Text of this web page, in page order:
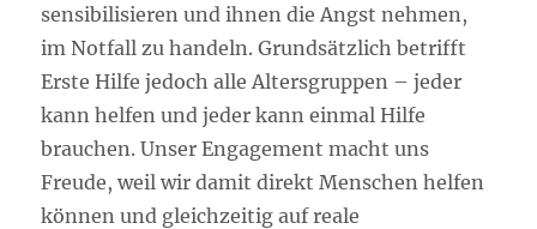
sensibilisieren und ihnen die Angst nehmen,
im Notfall zu handeln. Grundsätzlich betrifft
Erste Hilfe jedoch alle Altersgruppen – jeder
kann helfen und jeder kann einmal Hilfe
brauchen. Unser Engagement macht uns
Freude, weil wir damit direkt Menschen helfen
können und gleichzeitig auf reale